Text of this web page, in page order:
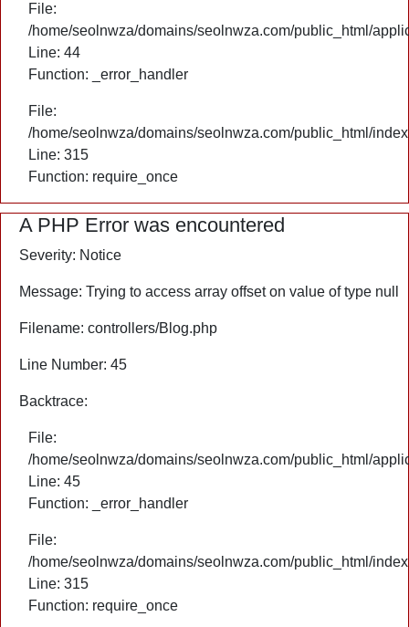
File:
/home/seolnwza/domains/seolnwza.com/public_html/
Line: 44
Function: _error_handler
File:
/home/seolnwza/domains/seolnwza.com/public_html/
Line: 315
Function: require_once
A PHP Error was encountered
Severity: Notice
Message: Trying to access array offset on value of type null
Filename: controllers/Blog.php
Line Number: 45
Backtrace:
File:
/home/seolnwza/domains/seolnwza.com/public_html/
Line: 45
Function: _error_handler
File:
/home/seolnwza/domains/seolnwza.com/public_html/
Line: 315
Function: require_once